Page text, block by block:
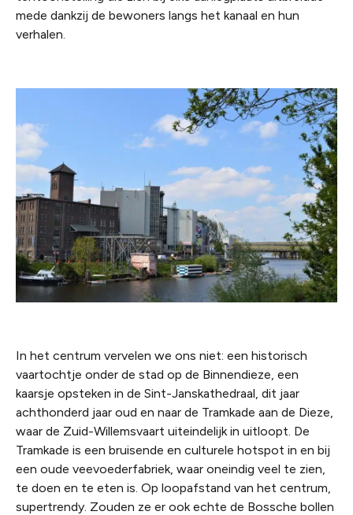
mede dankzij de bewoners langs het kanaal en hun
verhalen.
In het centrum vervelen we ons niet: een historisch
vaartochtje onder de stad op de Binnendieze, een
kaarsje opsteken in de Sint-Janskathedraal, dit jaar
achthonderd jaar oud en naar de Tramkade aan de Dieze,
waar de Zuid-Willemsvaart uiteindelijk in uitloopt. De
Tramkade is een bruisende en culturele hotspot in en bij
een oude veevoederfabriek, waar oneindig veel te zien,
te doen en te eten is. Op loopafstand van het centrum,
supertrendy. Zouden ze er ook echte de Bossche bollen